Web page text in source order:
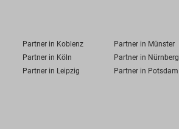
Partner in Koblenz
Partner in Münster
Partner in Köln
Partner in Nürnberg
Partner in Leipzig Partner in Potsdam